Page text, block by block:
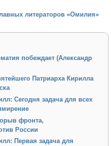
литераторов «Омилия»
побеждает (Александр
Патриарха Кирилла
Сегодня задача для всех
фронта,
России
Первая задача для